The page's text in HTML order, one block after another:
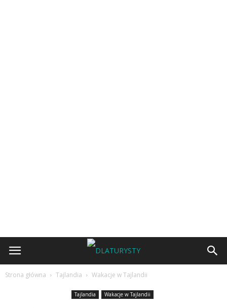
Strona główna Tajlandia Wakacje w Tajlandii
Tajlandia Wakacje w Tajlandii